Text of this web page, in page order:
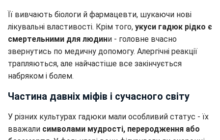
Її вивчають біологи й фармацевти, шукаючи нові
лікувальні властивості. Крім того, укуси гадюк рідко є
смертельними для людини - головне вчасно
звернутись по медичну допомогу. Алергічні реакції
трапляються, але найчастіше все закінчується
набряком і болем.
Частина давніх міфів і сучасного світу
У різних культурах гадюки мали особливий статус - їх
вважали символами мудрості, переродження або